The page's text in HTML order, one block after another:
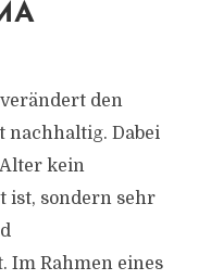
den
nachhaltig. Dabei
kein
ist, sondern sehr
Im Rahmen eines